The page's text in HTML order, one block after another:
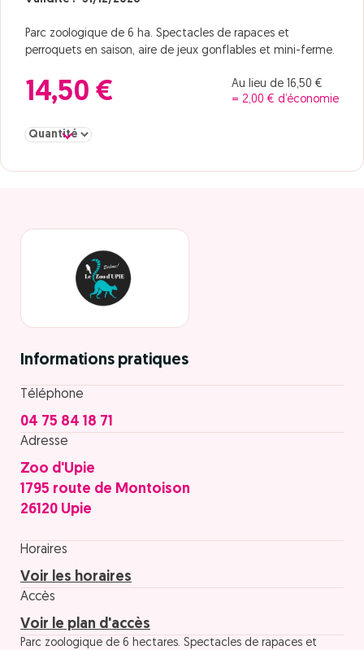
Parc zoologique de 6 ha. Spectacles de rapaces et
perroquets en saison, aire de jeux gonflables et mini-ferme.
14,50 €
Au lieu de 16,50 €
= 2,00 € d’économie
Sélectionner la quantité pour Adulte à partir de 14 ans
Informations pratiques
Téléphone
04 75 84 18 71
Adresse
Zoo d'Upie
1795 route de Montoison
26120 Upie
Horaires
Voir les horaires
Accès
Voir le plan d'accès
Parc zoologique de 6 hectares. Spectacles de rapaces et